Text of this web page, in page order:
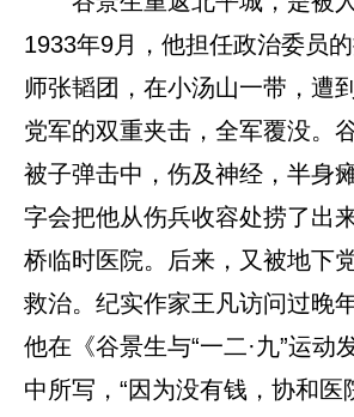
1933年9月，他担任政治委员
师张韬团，在小汤山一带，遭
党军的双重夹击，全军覆没。
被子弹击中，伤及神经，半身
字会把他从伤兵收容处捞了出
桥临时医院。后来，又被地下
救治。纪实作家王凡访问过晚
他在《谷景生与“一二·九”运动
中所写，“因为没有钱，协和医